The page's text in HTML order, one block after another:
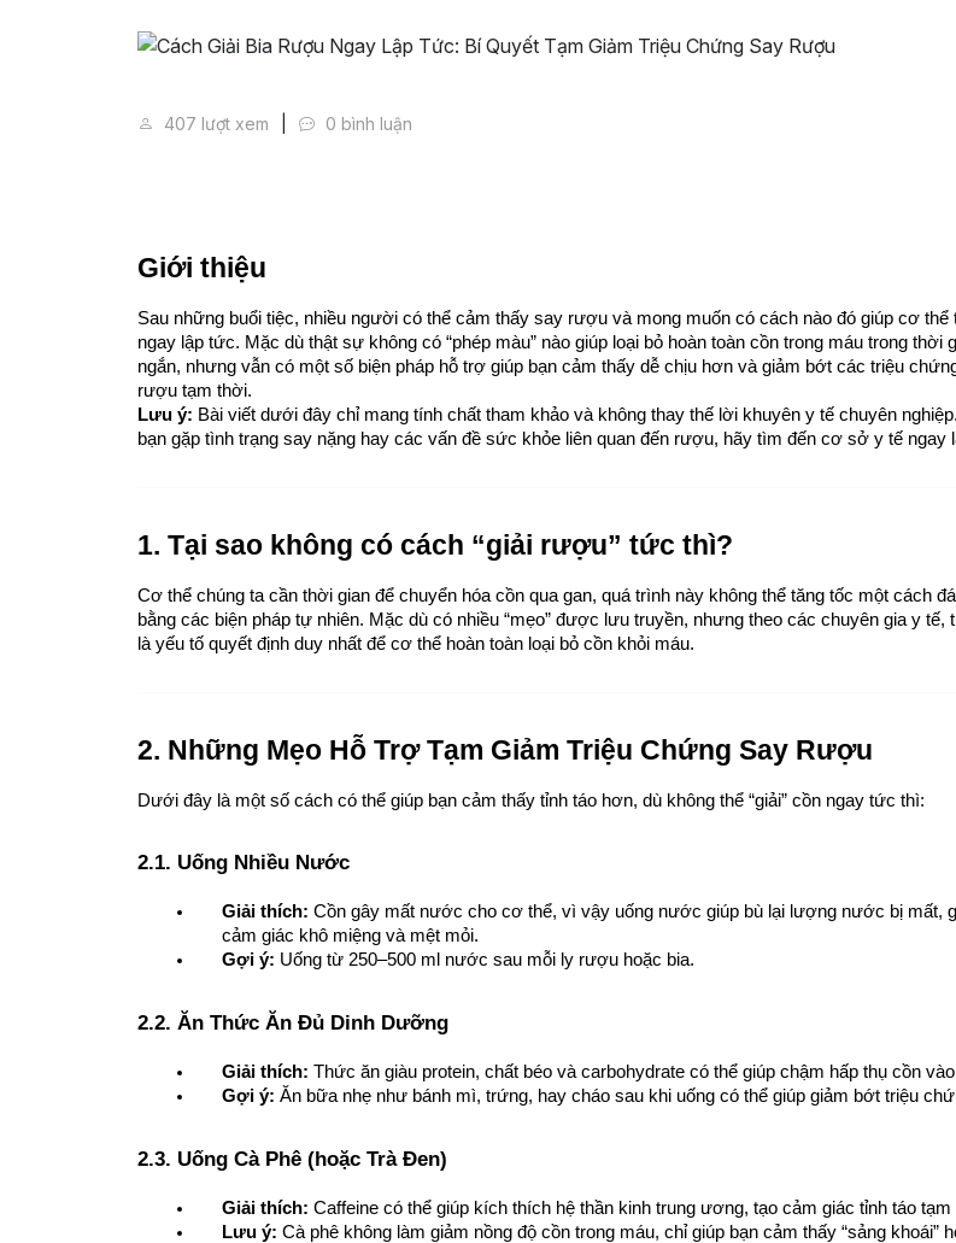
Cách Giải Bia Rượu Ngay Lập Tức: Bí Quyết Tạm Giảm Triệu
407 lượt xem 0 bình luận
Giới thiệu
Sau những buổi tiệc, nhiều người có thể cảm thấy say rượu và mong muốn có cách nào đó giúp cơ thể
ngay lập tức. Mặc dù thật sự không có “phép màu” nào giúp loại bỏ hoàn toàn cồn trong máu trong thời
ngắn, nhưng vẫn có một số biện pháp hỗ trợ giúp bạn cảm thấy dễ chịu hơn và giảm bớt các triệu
rượu tạm thời.
Lưu ý: Bài viết dưới đây chỉ mang tính chất tham khảo và không thay thế lời khuyên y tế chuyên
bạn gặp tình trạng say nặng hay các vấn đề sức khỏe liên quan đến rượu, hãy tìm đến cơ sở y tế ngay
1. Tại sao không có cách “giải rượu” tức thì?
Cơ thể chúng ta cần thời gian để chuyển hóa cồn qua gan, quá trình này không thể tăng tốc một cách
bằng các biện pháp tự nhiên. Mặc dù có nhiều “mẹo” được lưu truyền, nhưng theo các chuyên gia y tế,
là yếu tố quyết định duy nhất để cơ thể hoàn toàn loại bỏ cồn khỏi máu.
2. Những Mẹo Hỗ Trợ Tạm Giảm Triệu Chứng Say Rượu
Dưới đây là một số cách có thể giúp bạn cảm thấy tỉnh táo hơn, dù không thể “giải” cồn ngay tức thì:
2.1. Uống Nhiều Nước
Giải thích: Cồn gây mất nước cho cơ thể, vì vậy uống nước giúp bù lại lượng nước bị mất,
cảm giác khô miệng và mệt mỏi.
Gợi ý: Uống từ 250–500 ml nước sau mỗi ly rượu hoặc bia.
2.2. Ăn Thức Ăn Đủ Dinh Dưỡng
Giải thích: Thức ăn giàu protein, chất béo và carbohydrate có thể giúp chậm hấp thụ cồn
Gợi ý: Ăn bữa nhẹ như bánh mì, trứng, hay cháo sau khi uống có thể giúp giảm bớt triệu
2.3. Uống Cà Phê (hoặc Trà Đen)
Giải thích: Caffeine có thể giúp kích thích hệ thần kinh trung ương, tạo cảm giác tỉnh táo tạm
Lưu ý: Cà phê không làm giảm nồng độ cồn trong máu, chỉ giúp bạn cảm thấy “sảng khoái”